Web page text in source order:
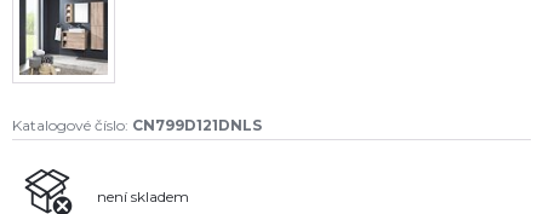
Katalogové číslo: CN799D121DNLS
není skladem